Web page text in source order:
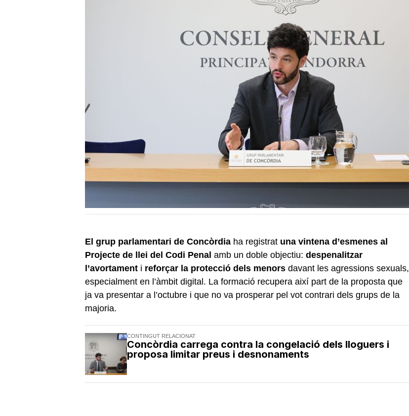
El grup parlamentari de Concòrdia ha registrat una vintena d’esmenes al
Projecte de llei del Codi Penal amb un doble objectiu: despenalitzar
l’avortament i reforçar la protecció dels menors davant les agressions sexuals,
especialment en l’àmbit digital. La formació recupera així part de la proposta que
ja va presentar a l’octubre i que no va prosperar pel vot contrari dels grups de la
majoria.
CONTINGUT RELACIONAT
Concòrdia carrega contra la congelació dels lloguers i
proposa limitar preus i desnonaments